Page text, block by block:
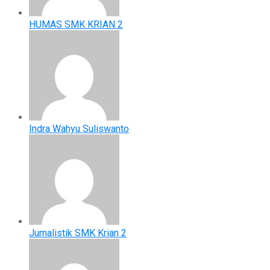
HUMAS SMK KRIAN 2
Indra Wahyu Suliswanto
Jurnalistik SMK Krian 2